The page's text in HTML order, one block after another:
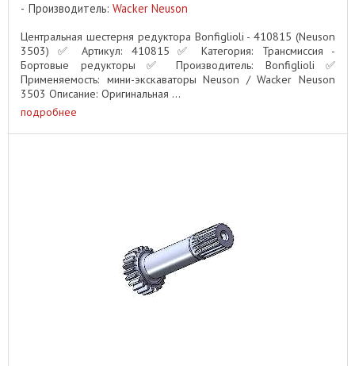
Производитель: Wacker Neuson
Центральная шестерня редуктора Bonfiglioli - 410815 (Neuson
3503) ✅ Артикул: 410815 ✅ Категория: Трансмиссия -
Бортовые редукторы ✅ Производитель: Bonfiglioli ✅
Применяемость: мини-экскаваторы Neuson / Wacker Neuson
3503 Описание: Оригинальная ...
подробнее